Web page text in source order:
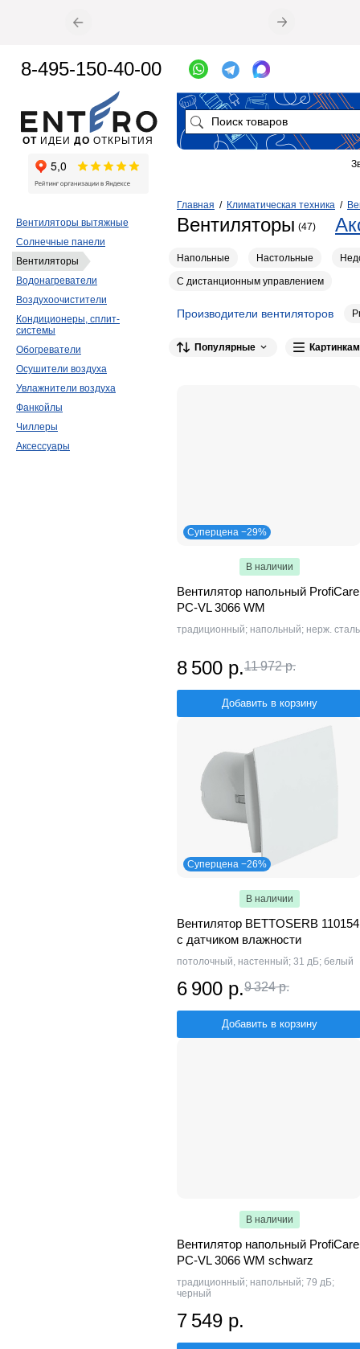
Главная / Климатическая техника /
Вентиляторы (47)
Напольные Настольные
С дистанционным управлением
Производители вентиляторов
Популярные
Суперцена −29%
В наличии
Вентилятор напольный ProfiCare
PC-VL 3066 WM
традиционный; напольный; нерж. сталь
8 500 р.11 972 р.
Добавить в корзину
Суперцена −26%
В наличии
Вентилятор BETTOSERB 110154
с датчиком влажности
потолочный, настенный; 31 дБ; белый
6 900 р.9 324 р.
Добавить в корзину
В наличии
Вентилятор напольный ProfiCare
PC-VL 3066 WM schwarz
традиционный; напольный; 79 дБ;
черный
7 549 р.
Вентиляторы вытяжные
Солнечные панели
Вентиляторы
Водонагреватели
Воздухоочистители
Кондиционеры, сплит-
системы
Обогреватели
Осушители воздуха
Увлажнители воздуха
Фанкойлы
Чиллеры
Аксессуары
ОТ ИДЕИ ДО ОТКРЫТИЯ
8-495-150-40-00